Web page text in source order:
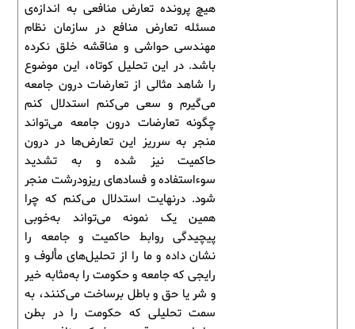
هیچ پرونده تعارض منافعی به اندازه‌ی
مسئله تعارض منافع در سازمان نظام
مهندسی حواشی و مناقشه خلق نکرده
باشد. در این تحلیل کوتاه، این موضوع
را شاهد مثالی از تعارضات درون جامعه
می‌گیرم و سعی می‌کنم استدلال کنم
چگونه تعارضات درون جامعه می‌تواند
منجر به سرریز این تعارض‌ها در درون
حاکمیت نیز شده و به تشدید
سوءاستفاده و فسادهای ریزودرشت منجر
شود. درنهایت استدلال می‌کنم که چرا
همین یک نمونه می‌تواند به‌خوبی
پیچیدگی روابط حاکمیت و جامعه را
نشان داده و ما را از تحلیل‌های مألوف و
رایجی که جامعه و حکومت را به‌مثابه خیر
و شر یا حق و باطل برساخت می‌کنند، به
سمت تحلیلی که حکومت را در بطن